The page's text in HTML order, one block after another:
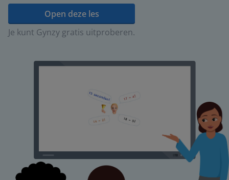
Open deze les
Je kunt Gynzy gratis uitproberen.